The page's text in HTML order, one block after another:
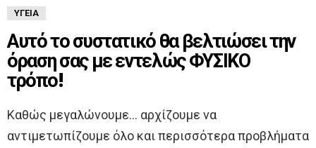
ΥΓΕΊΑ
Αυτό το συστατικό θα βελτιώσει την
όραση σας με εντελώς ΦΥΣΙΚΟ
τρόπο!
Καθώς μεγαλώνουμε… αρχίζουμε να
αντιμετωπίζουμε όλο και περισσότερα προβλήματα